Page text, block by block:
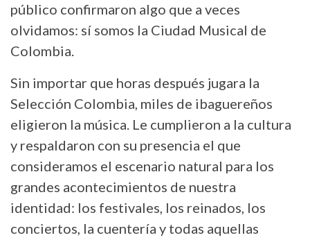
público confirmaron algo que a veces
olvidamos: sí somos la Ciudad Musical de
Colombia.
Sin importar que horas después jugara la
Selección Colombia, miles de ibaguereños
eligieron la música. Le cumplieron a la cultura
y respaldaron con su presencia el que
consideramos el escenario natural para los
grandes acontecimientos de nuestra
identidad: los festivales, los reinados, los
conciertos, la cuentería y todas aquellas